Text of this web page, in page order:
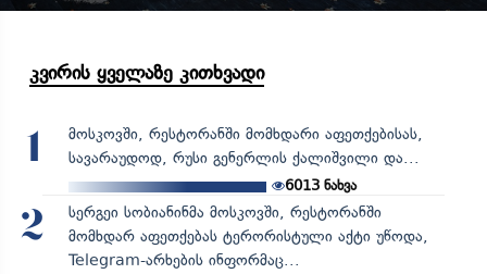
კვირის ყველაზე კითხვადი
1
მოსკოვში, რესტორანში მომხდარი აფეთქებისას,
სავარაუდოდ, რუსი გენერლის ქალიშვილი და...
6013 ნახვა
2
სერგეი სობიანინმა მოსკოვში, რესტორანში
მომხდარ აფეთქებას ტერორისტული აქტი უწოდა,
Telegram-არხების ინფორმაც...